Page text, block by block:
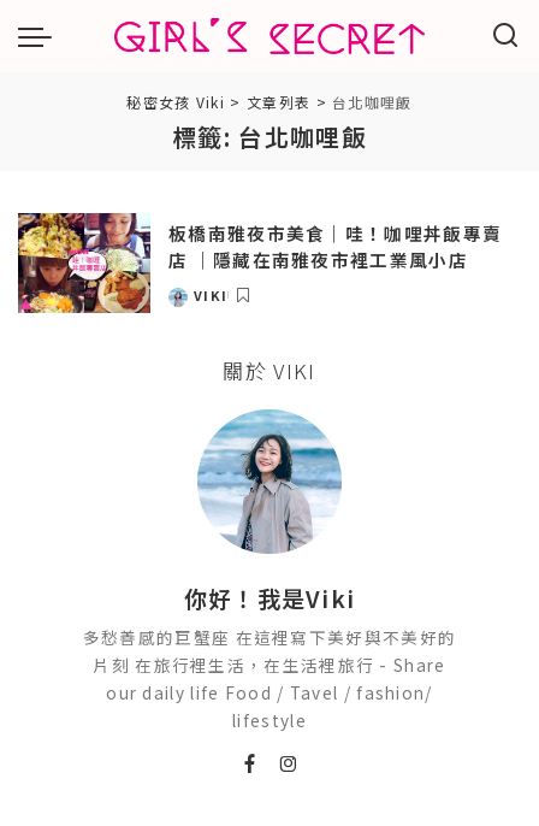
秘密女孩 Viki > 文章列表 > 台北咖哩飯
標籤: 台北咖哩飯
板橋南雅夜市美食｜哇！咖哩丼飯專賣
店 ｜隱藏在南雅夜市裡工業風小店
POSTED
VIKI
關於 VIKI
你好！我是Viki
多愁善感的巨蟹座 在這裡寫下美好與不美好的
片刻 在旅行裡生活，在生活裡旅行 - Share
our daily life Food / Tavel / fashion/
lifestyle